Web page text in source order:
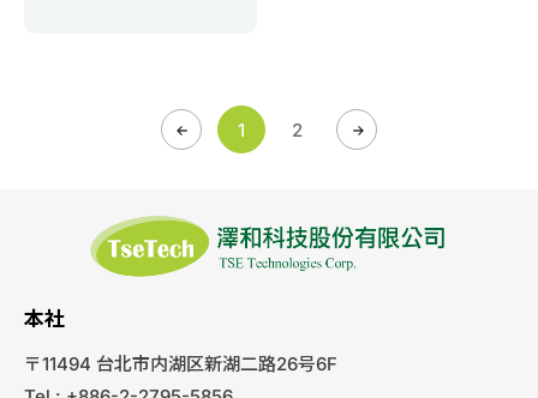
1 2
本社
〒11494 台北市内湖区新湖二路26号6F